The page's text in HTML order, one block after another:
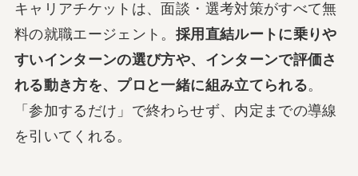
キャリアチケットは、面談・選考対策がすべて無
料の就職エージェント。 採用直結ルートに乗りや
すいインターンの選び方や、インターンで評価さ
れる動き方を、プロと一緒に組み立てられる。
「参加するだけ」で終わらせず、内定までの導線
を引いてくれる。